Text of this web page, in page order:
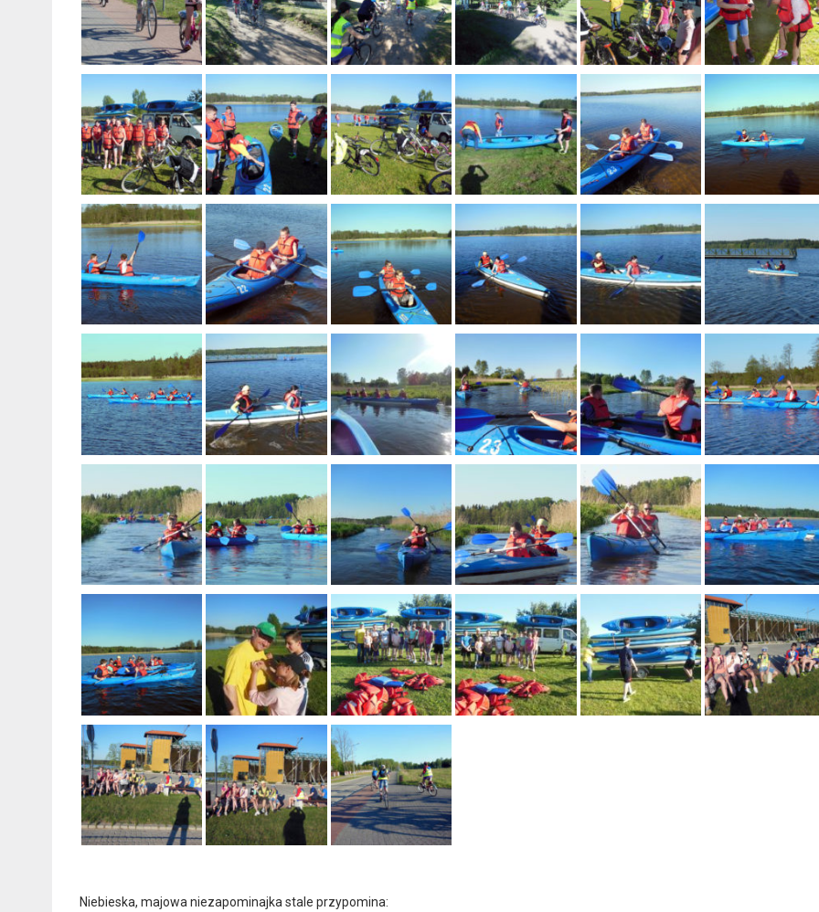
Niebieska, majowa niezapominajka stale przypomina: